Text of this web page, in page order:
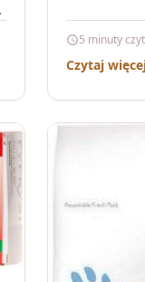
5 minuty
Czytaj